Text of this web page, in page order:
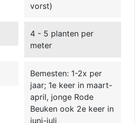
vorst)
4 - 5 planten per
meter
Bemesten: 1-2x per
jaar; 1e keer in maart-
april, jonge Rode
Beuken ook 2e keer in
juni-juli